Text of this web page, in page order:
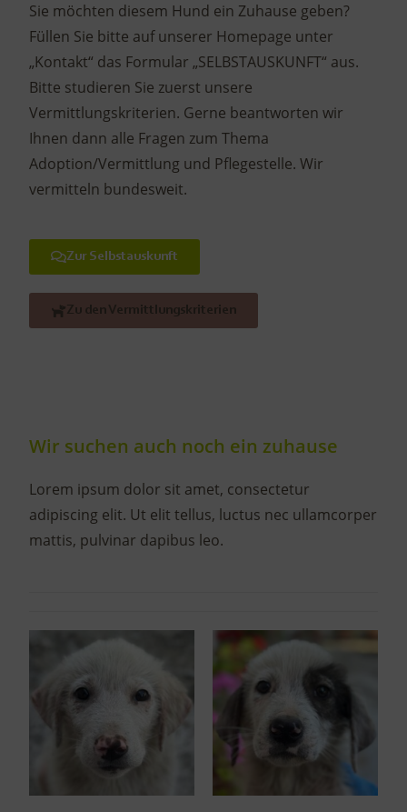
Sie möchten diesem Hund ein Zuhause geben?
Füllen Sie bitte auf unserer Homepage unter
„Kontakt“ das Formular „SELBSTAUSKUNFT“ aus.
Bitte studieren Sie zuerst unsere
Vermittlungskriterien. Gerne beantworten wir
Ihnen dann alle Fragen zum Thema
Adoption/Vermittlung und Pflegestelle. Wir
vermitteln bundesweit.
Zur Selbstauskunft
Zu den Vermittlungskriterien
Wir suchen auch noch ein zuhause
Lorem ipsum dolor sit amet, consectetur
adipiscing elit. Ut elit tellus, luctus nec ullamcorper
mattis, pulvinar dapibus leo.